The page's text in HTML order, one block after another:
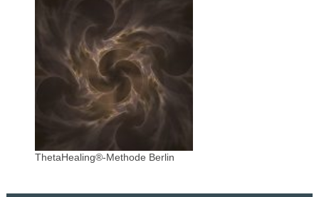
ThetaHealing®-Methode Berlin